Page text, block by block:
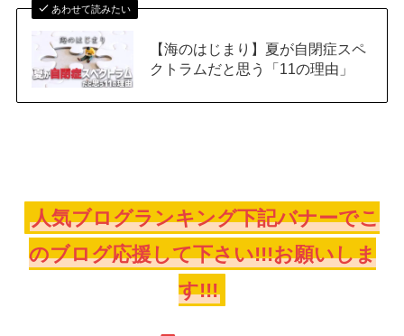
あわせて読みたい
【海のはじまり】夏が自閉症スペ
クトラムだと思う「11の理由」
人気ブログランキング下記バナーでこ
のブログ応援して下さい!!!お願いしま
す!!!